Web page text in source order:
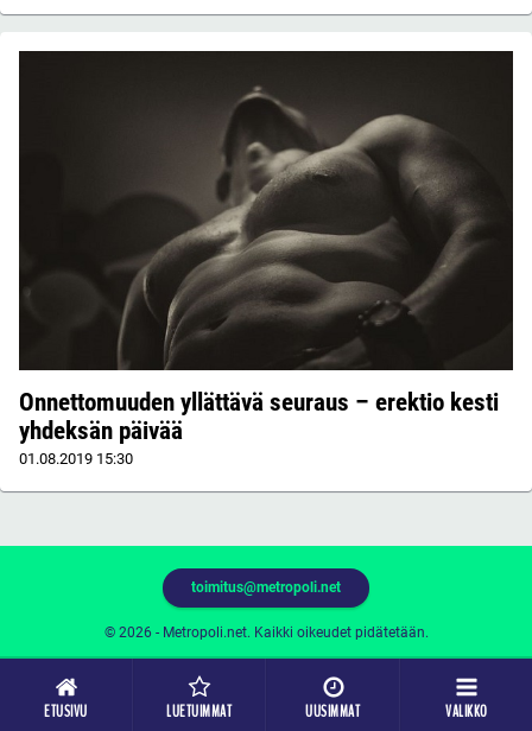
ETUSIVU LUETUIMMAT UUSIMMAT VALIKKO
Onnettomuuden yllättävä seuraus – erektio kesti
yhdeksän päivää
01.08.2019 15:30
© 2026 - Metropoli.net. Kaikki oikeudet pidätetään.
toimitus@metropoli.net